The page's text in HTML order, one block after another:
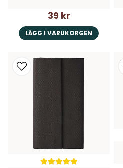
39 kr
LÄGG I VARUKORGEN